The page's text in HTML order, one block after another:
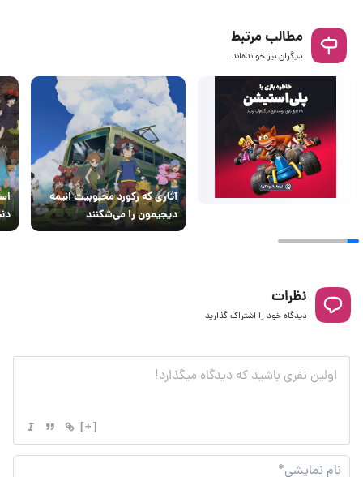
مطالب مرتبط
دیگران نیز خوانده‌اند
آثاری که رکورد محبوبیت انیمه
دیجیمون را می‌شکنند
نظرات
دیدگاه خود را اشتراک گذارید
[+]
نام